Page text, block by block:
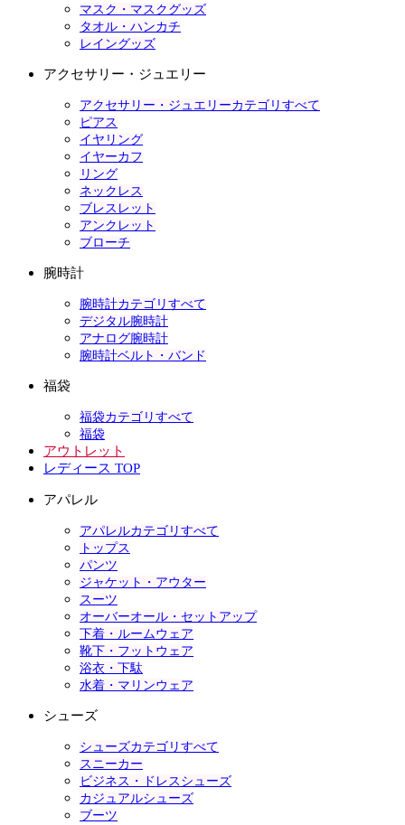
マスク・マスクグッズ
タオル・ハンカチ
レイングッズ
アクセサリー・ジュエリー
アクセサリー・ジュエリーカテゴリすべて
ピアス
イヤリング
イヤーカフ
リング
ネックレス
ブレスレット
アンクレット
ブローチ
腕時計
腕時計カテゴリすべて
デジタル腕時計
アナログ腕時計
腕時計ベルト・バンド
福袋
福袋カテゴリすべて
福袋
アウトレット
レディース TOP
アパレル
アパレルカテゴリすべて
トップス
パンツ
ジャケット・アウター
スーツ
オーバーオール・セットアップ
下着・ルームウェア
靴下・フットウェア
浴衣・下駄
水着・マリンウェア
シューズ
シューズカテゴリすべて
スニーカー
ビジネス・ドレスシューズ
カジュアルシューズ
ブーツ